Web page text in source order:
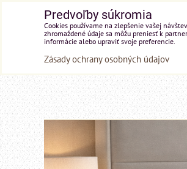
Predvoľby súkromia
Cookies používame na zlepšenie vašej
zhromaždené údaje sa môžu preniesť k
informácie alebo upraviť svoje preferencie.
Zásady ochrany osobných údajov